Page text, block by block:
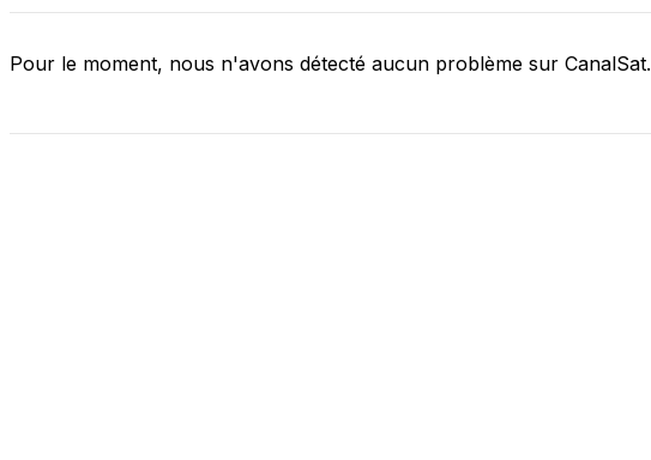
Pour le moment, nous n'avons détecté aucun problème sur CanalSat.